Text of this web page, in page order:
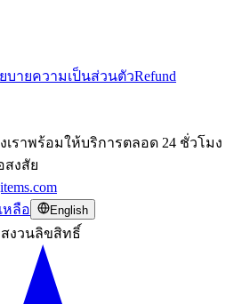
บายความเป็นส่วนตัวRefund
าพร้อมให้บริการตลอด 24 ชั่วโมง
สงสัย
หลือ English
สงวนลิขสิทธิ์